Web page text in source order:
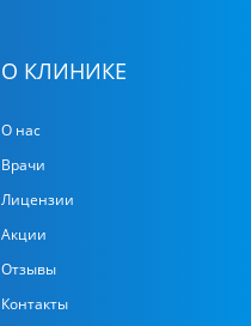
О КЛИНИКЕ
О нас
Врачи
Лицензии
Акции
Отзывы
Контакты